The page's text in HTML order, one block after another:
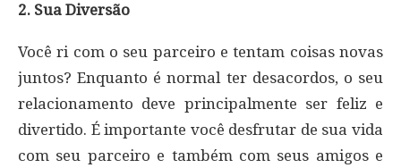
2. Sua Diversão
Você ri com o seu parceiro e tentam coisas novas
juntos? Enquanto é normal ter desacordos, o seu
relacionamento deve principalmente ser feliz e
divertido. É importante você desfrutar de sua vida
com seu parceiro e também com seus amigos e